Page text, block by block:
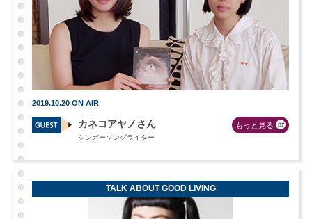
2019.10.20 ON AIR
カネコアヤノさん
シンガーソングライター
もっと見る
TALK ABOUT GOOD LIVING